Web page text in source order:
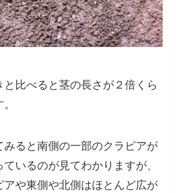
比べると茎の長さが２倍くら
みると南側の一部のクラピアが
いるのが見てわかりますが、
アや東側や北側はほとんど広が